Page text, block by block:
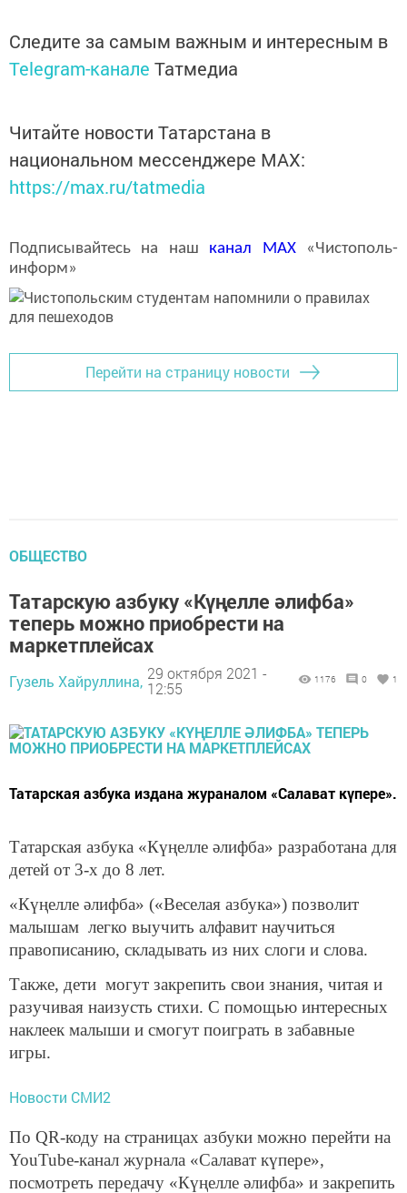
Следите за самым важным и интересным в
Telegram-канале Татмедиа
Читайте новости Татарстана в
национальном мессенджере MАХ:
https://max.ru/tatmedia
Подписывайтесь на наш канал MAX«Чистополь-
информ»
Перейти на страницу новости
ОБЩЕСТВО
Татарскую азбуку «Күңелле әлифба»
теперь можно приобрести на
маркетплейсах
Гузель Хайруллина, 29 октября 2021 -
12:55
1176 0 1
Татарская азбука издана жураналом «Салават күпере».
Татарская азбука «Күңелле әлифба» разработана для
детей от 3-х до 8 лет.
«Күңелле әлифба» («Веселая азбука») позволит
малышам легко выучить алфавит научиться
правописанию, складывать из них слоги и слова.
Также, дети могут закрепить свои знания, читая и
разучивая наизусть стихи. С помощью интересных
наклеек малыши и смогут поиграть в забавные
игры.
Новости СМИ2
По QR-коду на страницах азбуки можно перейти на
YouTube-канал журнала «Салават күпере»,
посмотреть передачу «Күңелле әлифба» и закрепить